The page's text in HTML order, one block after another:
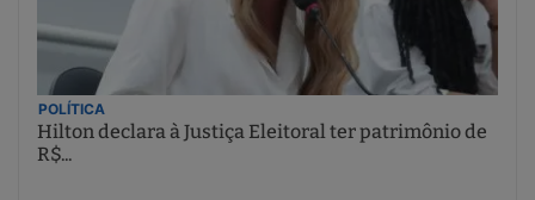
POLÍTICA
Hilton declara à Justiça Eleitoral ter patrimônio de
R$...